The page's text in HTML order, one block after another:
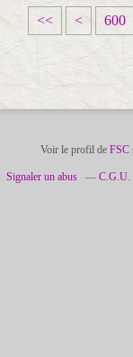
<< < 600
Voir le profil de FSC
Signaler un abus C.G.U.